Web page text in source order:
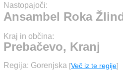
Nastopajoči:
Ansambel Roka
Kraj in občina:
Prebačevo, Kranj
Regija: Gorenjska [Več iz te regije]